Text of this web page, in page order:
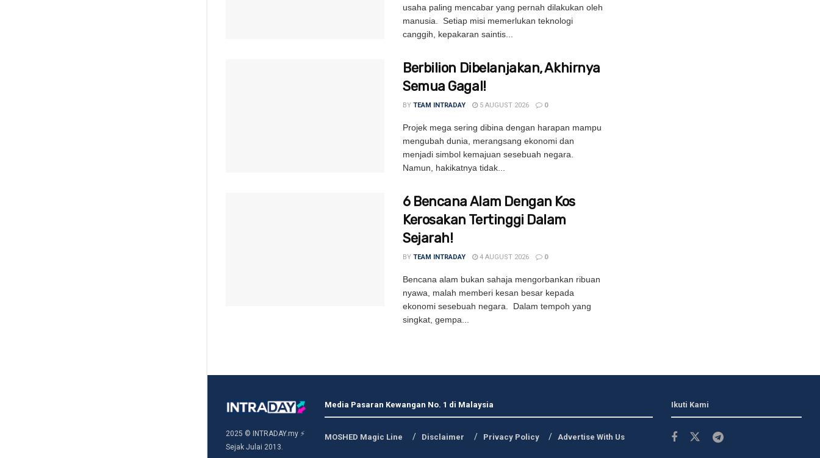
usaha paling mencabar yang pernah dilakukan oleh
manusia. Setiap misi memerlukan teknologi
canggih, kepakaran saintis...
Berbilion Dibelanjakan, Akhirnya
Semua Gagal!
BY TEAM INTRADAY 5 AUGUST 2026 0
Projek mega sering dibina dengan harapan mampu
mengubah dunia, merangsang ekonomi dan
menjadi simbol kemajuan sesebuah negara.
Namun, hakikatnya tidak...
6 Bencana Alam Dengan Kos
Kerosakan Tertinggi Dalam
Sejarah!
BY TEAM INTRADAY 4 AUGUST 2026 0
Bencana alam bukan sahaja mengorbankan ribuan
nyawa, malah memberi kesan besar kepada
ekonomi sesebuah negara. Dalam tempoh yang
singkat, gempa...
2025 © INTRADAY.my ⚡
Sejak Julai 2013.
Media Pasaran Kewangan No. 1 di Malaysia
MOSHED Magic Line Disclaimer Privacy Policy Advertise With Us
Ikuti Kami